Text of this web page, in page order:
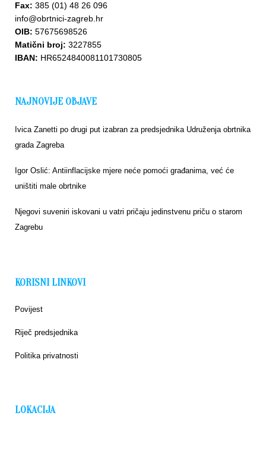
Fax: 385 (01) 48 26 096
info@obrtnici-zagreb.hr
OIB: 57675698526
Matični broj: 3227855
IBAN: HR6524840081101730805
NAJNOVIJE OBJAVE
Ivica Zanetti po drugi put izabran za predsjednika Udruženja obrtnika
grada Zagreba
Igor Oslić: Antiinflacijske mjere neće pomoći građanima, već će
uništiti male obrtnike
Njegovi suveniri iskovani u vatri pričaju jedinstvenu priču o starom
Zagrebu
KORISNI LINKOVI
Povijest
Riječ predsjednika
Politika privatnosti
LOKACIJA